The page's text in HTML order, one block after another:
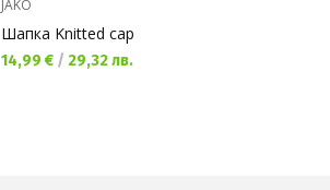
JAKO
Шапка Knitted cap
Текуща цена:
14,99 € / 29,32 лв.